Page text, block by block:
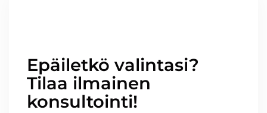
Epäiletkö valintasi?
Tilaa ilmainen
konsultointi!